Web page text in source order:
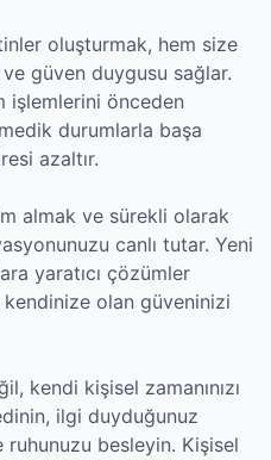
oluşturmak, hem size
güven duygusu sağlar.
işlemlerini önceden
durumlarla başa
azaltır.
almak ve sürekli olarak
canlı tutar. Yeni
yaratıcı çözümler
kendinize olan güveninizi
kendi kişisel zamanınızı
ilgi duyduğunuz
ruhunuzu besleyin. Kişisel